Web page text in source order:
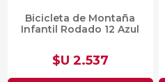
Bicicleta de Montaña
Infantil Rodado 12 Azul
$U 2.537